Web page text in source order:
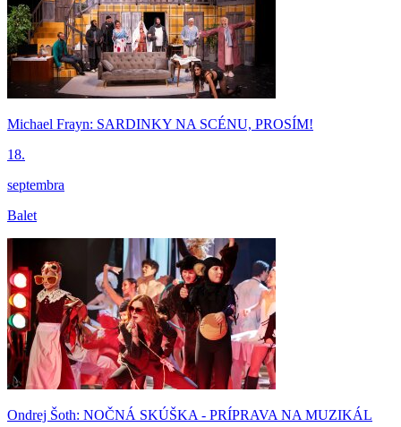
Michael Frayn: SARDINKY NA SCÉNU, PROSÍM!
18.
septembra
Balet
Ondrej Šoth: NOČNÁ SKÚŠKA - PRÍPRAVA NA MUZIKÁL